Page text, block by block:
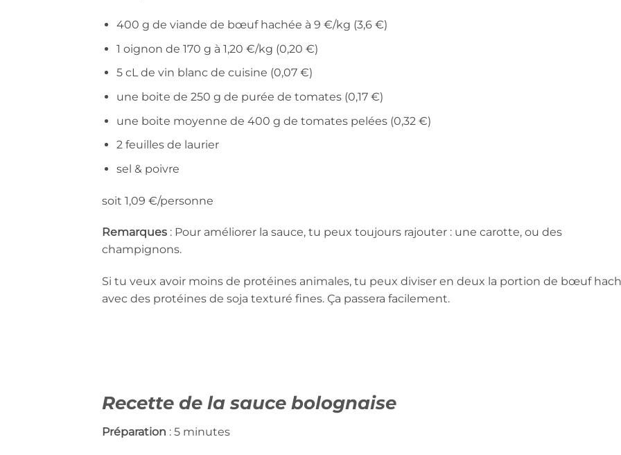
400 g de viande de bœuf hachée à 9 €/kg (3,6 €)
1 oignon de 170 g à 1,20 €/kg (0,20 €)
5 cL de vin blanc de cuisine (0,07 €)
une boite de 250 g de purée de tomates (0,17 €)
une boite moyenne de 400 g de tomates pelées (0,32 €)
2 feuilles de laurier
sel & poivre
soit 1,09 €/personne
Remarques : Pour améliorer la sauce, tu peux toujours rajouter : une carotte, ou des
champignons.
Si tu veux avoir moins de protéines animales, tu peux diviser en deux la portion de bœuf
avec des protéines de soja texturé fines. Ça passera facilement.
Recette de la sauce bolognaise
Préparation : 5 minutes